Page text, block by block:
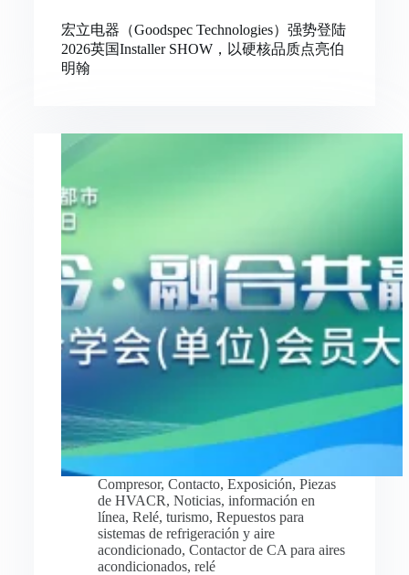
宏立电器（Goodspec Technologies）强势登陆
2026英国Installer SHOW，以硬核品质点亮伯
明翰
Compresor, Contacto, Exposición, Piezas
de HVACR, Noticias, información en
línea, Relé, turismo, Repuestos para
sistemas de refrigeración y aire
acondicionado, Contactor de CA para aires
acondicionados, relé